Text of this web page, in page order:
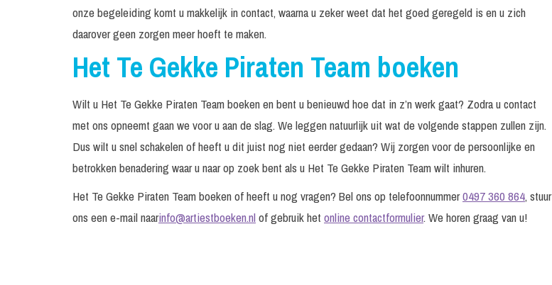
onze begeleiding komt u makkelijk in contact, waarna u zeker weet dat het goed geregeld is en u zich
daarover geen zorgen meer hoeft te maken.
Het Te Gekke Piraten Team boeken
Wilt u Het Te Gekke Piraten Team boeken en bent u benieuwd hoe dat in z’n werk gaat? Zodra u contact
met ons opneemt gaan we voor u aan de slag. We leggen natuurlijk uit wat de volgende stappen zullen zijn.
Dus wilt u snel schakelen of heeft u dit juist nog niet eerder gedaan? Wij zorgen voor de persoonlijke en
betrokken benadering waar u naar op zoek bent als u Het Te Gekke Piraten Team wilt inhuren.
Het Te Gekke Piraten Team boeken of heeft u nog vragen? Bel ons op telefoonnummer0497 360 864, stuur
ons een e-mail naarinfo@artiestboeken.nlof gebruik het online contactformulier. We horen graag van u!